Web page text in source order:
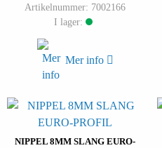
Artikelnummer: 7002166
I lager:
Mer info
NIPPEL 8MM SLANG EURO-